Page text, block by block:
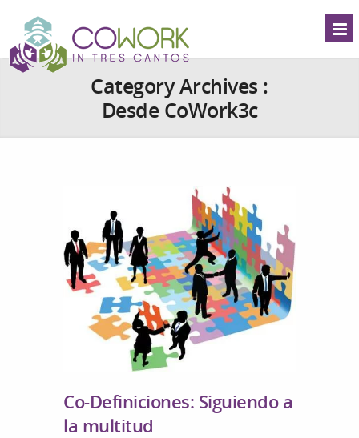
Category Archives :
Desde CoWork3c
Co-Definiciones: Siguiendo a
la multitud